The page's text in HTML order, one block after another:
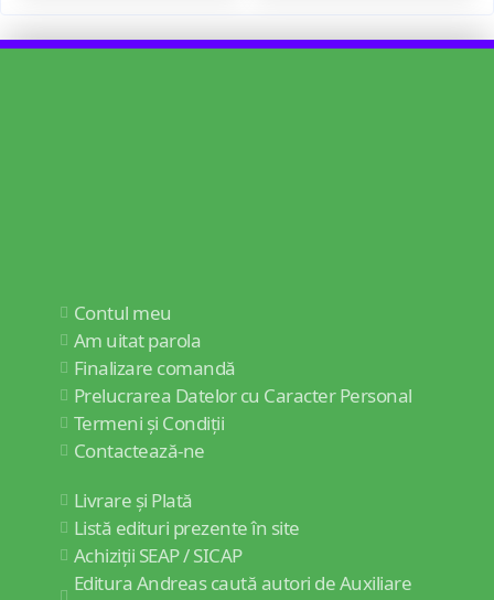
Contul meu
Am uitat parola
Finalizare comandă
Prelucrarea Datelor cu Caracter Personal
Termeni și Condiții
Contactează-ne
Livrare și Plată
Listă edituri prezente în site
Achiziții SEAP / SICAP
Editura Andreas caută autori de Auxiliare